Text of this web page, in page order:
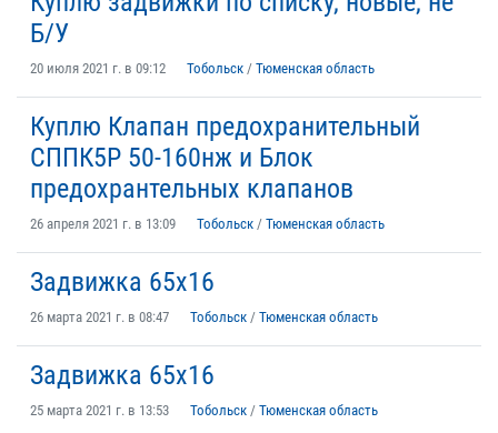
Б/У
20 июля 2021 г. в 09:12 Тобольск / Тюменская область
Куплю Клапан предохранительный
СППК5Р 50-160нж и Блок
предохрантельных клапанов
26 апреля 2021 г. в 13:09 Тобольск / Тюменская область
Задвижка 65х16
26 марта 2021 г. в 08:47 Тобольск / Тюменская область
Задвижка 65х16
25 марта 2021 г. в 13:53 Тобольск / Тюменская область